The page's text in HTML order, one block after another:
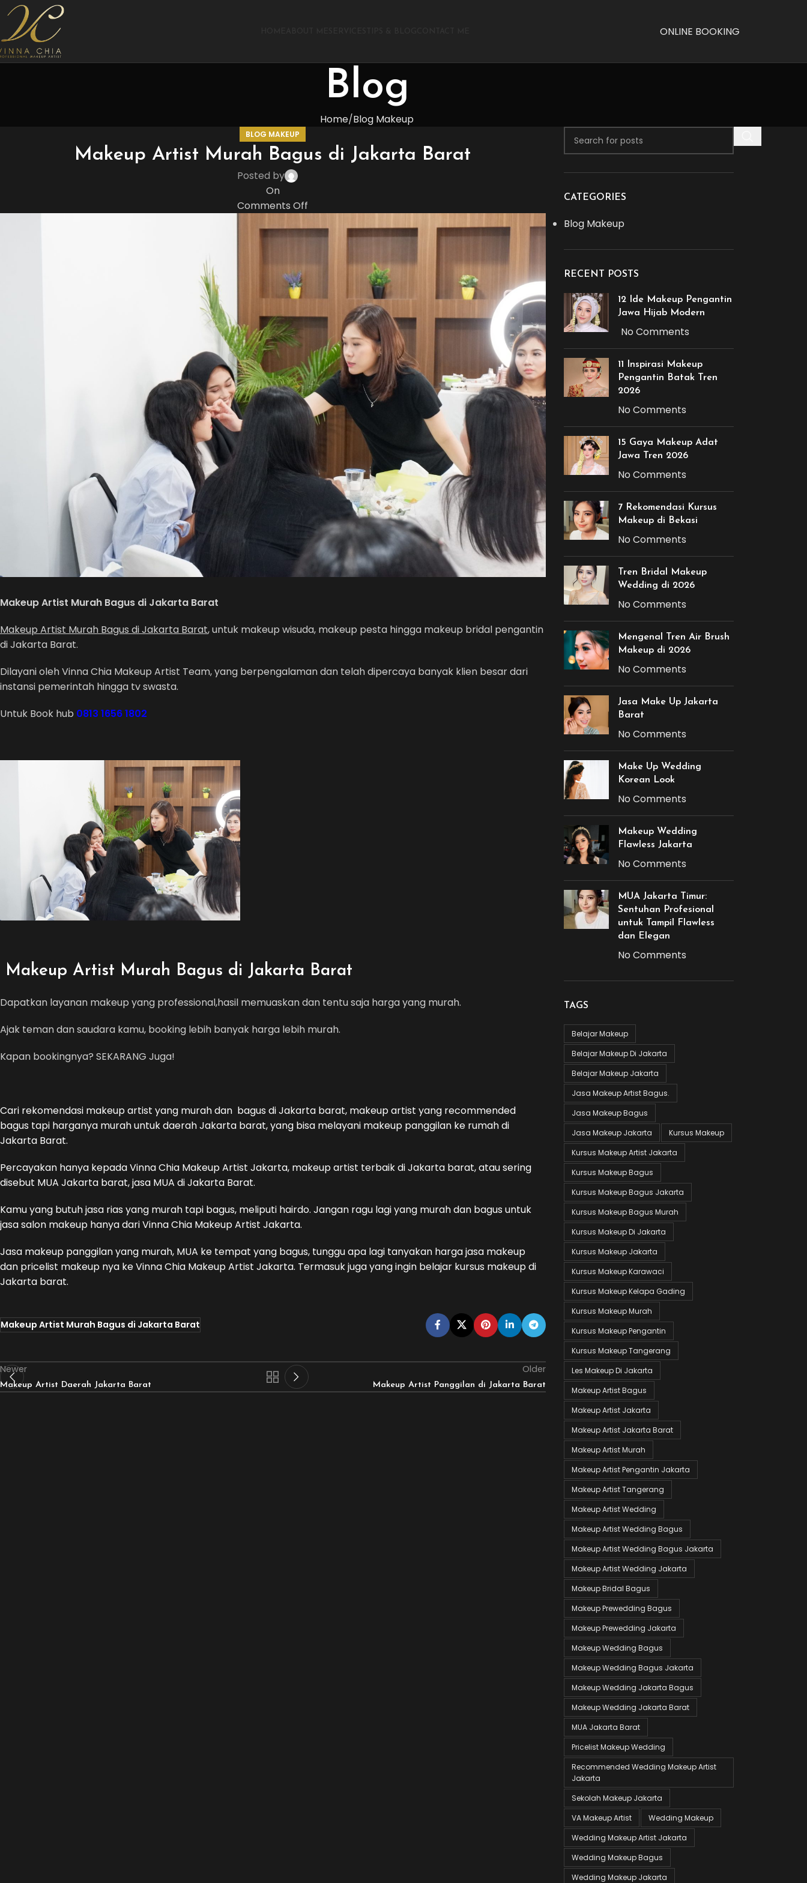
ONLINE BOOKING
Blog
Home Blog Makeup
BLOG MAKEUP
Makeup Artist Murah Bagus di Jakarta Barat
Posted by
On
Comments Off
Makeup Artist Murah Bagus di Jakarta Barat
Makeup Artist Murah Bagus di Jakarta Barat, untuk makeup wisuda, makeup pesta hingga makeup bridal pengantin
di Jakarta Barat.
Dilayani oleh Vinna Chia Makeup Artist Team, yang berpengalaman dan telah dipercaya banyak klien besar dari
instansi pemerintah hingga tv swasta.
Untuk Book hub 0813 1656 1802
Makeup Artist Murah Bagus di Jakarta Barat
Dapatkan layanan makeup yang professional,hasil memuaskan dan tentu saja harga yang murah.
Ajak teman dan saudara kamu, booking lebih banyak harga lebih murah.
Kapan bookingnya? SEKARANG Juga!
Cari rekomendasi makeup artist yang murah dan bagus di Jakarta barat, makeup artist yang recommended
bagus tapi harganya murah untuk daerah Jakarta barat, yang bisa melayani makeup panggilan ke rumah di
Jakarta Barat.
Percayakan hanya kepada Vinna Chia Makeup Artist Jakarta, makeup artist terbaik di Jakarta barat, atau sering
disebut MUA Jakarta barat, jasa MUA di Jakarta Barat.
Kamu yang butuh jasa rias yang murah tapi bagus, meliputi hairdo. Jangan ragu lagi yang murah dan bagus untuk
jasa salon makeup hanya dari Vinna Chia Makeup Artist Jakarta.
Jasa makeup panggilan yang murah, MUA ke tempat yang bagus, tunggu apa lagi tanyakan harga jasa makeup
dan pricelist makeup nya ke Vinna Chia Makeup Artist Jakarta. Termasuk juga yang ingin belajar kursus makeup di
Jakarta barat.
Makeup Artist Murah Bagus di Jakarta Barat
Newer
Makeup Artist Daerah Jakarta Barat
Older
Makeup Artist Panggilan di Jakarta Barat
CATEGORIES
Blog Makeup
RECENT POSTS
12 Ide Makeup Pengantin
Jawa Hijab Modern
No Comments
11 Inspirasi Makeup
Pengantin Batak Tren
2026
No Comments
15 Gaya Makeup Adat
Jawa Tren 2026
No Comments
7 Rekomendasi Kursus
Makeup di Bekasi
No Comments
Tren Bridal Makeup
Wedding di 2026
No Comments
Mengenal Tren Air Brush
Makeup di 2026
No Comments
Jasa Make Up Jakarta
Barat
No Comments
Make Up Wedding
Korean Look
No Comments
Makeup Wedding
Flawless Jakarta
No Comments
MUA Jakarta Timur:
Sentuhan Profesional
untuk Tampil Flawless
dan Elegan
No Comments
TAGS
Belajar Makeup
Belajar Makeup Di Jakarta
Belajar Makeup Jakarta
Jasa Makeup Artist Bagus.
Jasa Makeup Bagus
Jasa Makeup Jakarta
Kursus Makeup
Kursus Makeup Artist Jakarta
Kursus Makeup Bagus
Kursus Makeup Bagus Jakarta
Kursus Makeup Bagus Murah
Kursus Makeup Di Jakarta
Kursus Makeup Jakarta
Kursus Makeup Karawaci
Kursus Makeup Kelapa Gading
Kursus Makeup Murah
Kursus Makeup Pengantin
Kursus Makeup Tangerang
Les Makeup Di Jakarta
Makeup Artist Bagus
Makeup Artist Jakarta
Makeup Artist Jakarta Barat
Makeup Artist Murah
Makeup Artist Pengantin Jakarta
Makeup Artist Tangerang
Makeup Artist Wedding
Makeup Artist Wedding Bagus
Makeup Artist Wedding Bagus Jakarta
Makeup Artist Wedding Jakarta
Makeup Bridal Bagus
Makeup Prewedding Bagus
Makeup Prewedding Jakarta
Makeup Wedding Bagus
Makeup Wedding Bagus Jakarta
Makeup Wedding Jakarta Bagus
Makeup Wedding Jakarta Barat
MUA Jakarta Barat
Pricelist Makeup Wedding
Recommended Wedding Makeup Artist
Jakarta
Sekolah Makeup Jakarta
VA Makeup Artist
Wedding Makeup
Wedding Makeup Artist Jakarta
Wedding Makeup Bagus
Wedding Makeup Jakarta